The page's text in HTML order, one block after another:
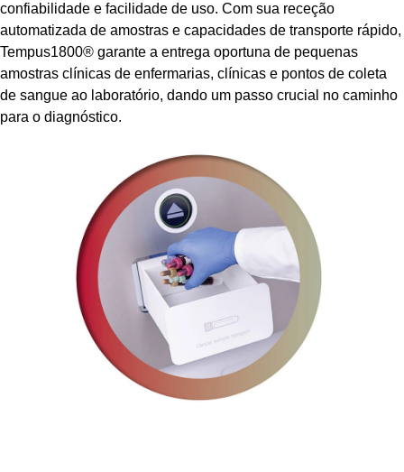
confiabilidade e facilidade de uso. Com sua receção
automatizada de amostras e capacidades de transporte rápido,
Tempus1800® garante a entrega oportuna de pequenas
amostras clínicas de enfermarias, clínicas e pontos de coleta
de sangue ao laboratório, dando um passo crucial no caminho
para o diagnóstico.